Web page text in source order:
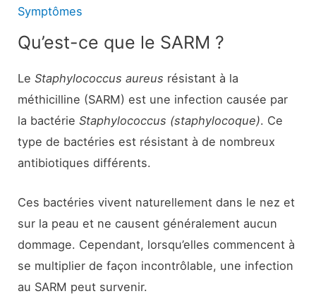
Symptômes
Qu’est-ce que le SARM ?
LeStaphylococcus aureus résistant à la
méthicilline (SARM) est une infection causée par
la bactérieStaphylococcus (staphylocoque). Ce
type de bactéries est résistant à de nombreux
antibiotiques différents.
Ces bactéries vivent naturellement dans le nez et
sur la peau et ne causent généralement aucun
dommage. Cependant, lorsqu’elles commencent à
se multiplier de façon incontrôlable, une infection
au SARM peut survenir.